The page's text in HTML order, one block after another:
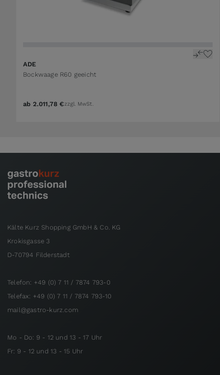
ADE
Bockwaage R60 geeicht
ab 2.011,78 €zzgl. MwSt.
Kälte Kurz Shopping GmbH & Co. KG
Krokisgasse 3
D-70794 Filderstadt
Telefon: +49 (0) 7 11 / 7874 793-0
Telefax: +49 (0) 7 11 / 7874 793-10
mail@gastro-kurz.com
Mo - Do: 9 - 12 und 13 - 17 Uhr
Fr: 9 - 12 und 13 - 15 Uhr